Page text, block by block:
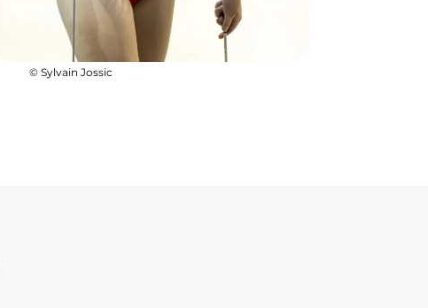
© Sylvain Jossic